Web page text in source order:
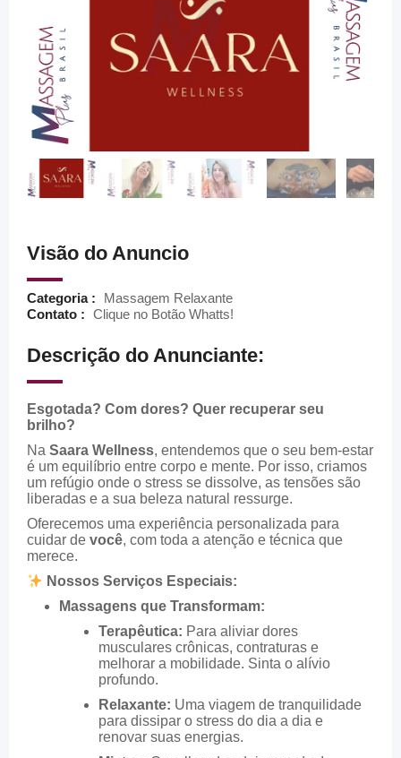
Visão do Anuncio
Categoria :
Massagem Relaxante
Contato : Clique no Botão Whatts!
Descrição do Anunciante:
Esgotada? Com dores? Quer recuperar seu
brilho?
Na Saara Wellness, entendemos que o seu bem-estar
é um equilíbrio entre corpo e mente. Por isso, criamos
um refúgio onde o stress se dissolve, as tensões são
liberadas e a sua beleza natural ressurge.
Oferecemos uma experiência personalizada para
cuidar de você, com toda a atenção e técnica que
merece.
Nossos Serviços Especiais:
Massagens que Transformam:
Terapêutica: Para aliviar dores
musculares crônicas, contraturas e
melhorar a mobilidade. Sinta o alívio
profundo.
Relaxante: Uma viagem de tranquilidade
para dissipar o stress do dia a dia e
renovar suas energias.